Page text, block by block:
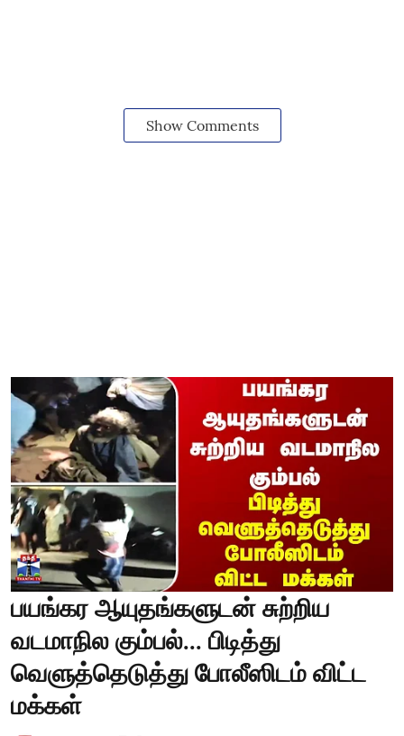
Show Comments
பயங்கர ஆயுதங்களுடன் சுற்றிய
வடமாநில கும்பல்... பிடித்து
வெளுத்தெடுத்து போலீஸிடம் விட்ட
மக்கள்